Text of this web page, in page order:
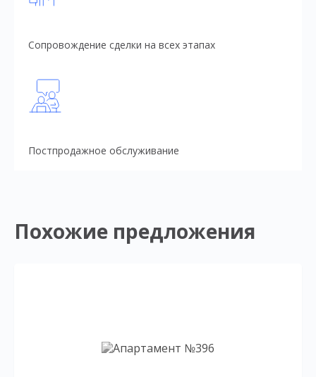
Сопровождение сделки на всех этапах
Постпродажное обслуживание
Похожие предложения